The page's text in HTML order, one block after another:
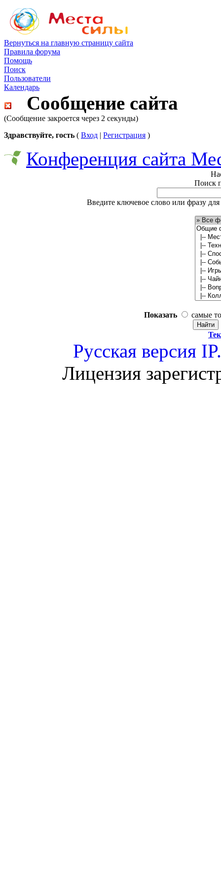
Вернуться на главную страницу сайта
Правила форума
Помощь
Поиск
Пользователи
Календарь
Сообщение сайта
(Сообщение закроется через 2 секунды)
Здравствуйте, гость ( Вход | Регистрация )
Конференция сайта
Поиск
Введите ключевое слово или фразу
Показать самые
Русская версия
Лицензия